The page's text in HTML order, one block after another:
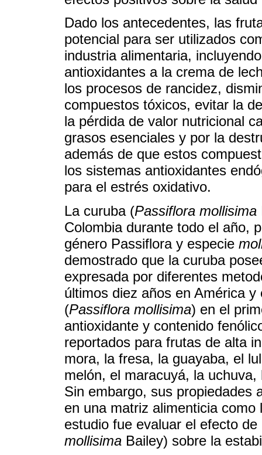
Dado los antecedentes, las
potencial para ser utilizados
industria alimentaria,
antioxidantes a la crema de
los procesos de rancidez,
compuestos tóxicos, evitar la
la pérdida de valor nutricional
grasos esenciales y por la
además de que estos
los sistemas antioxidantes
para el estrés oxidativo.
La curuba (Passiflora mollisima
Colombia durante todo el año,
género Passiflora y especie
demostrado que la curuba
expresada por diferentes
últimos diez años en América
(Passiflora mollisima) en el
antioxidante y contenido
reportados para frutas de alta
mora, la fresa, la guayaba, el
melón, el maracuyá, la
Sin embargo, sus propiedades
en una matriz alimenticia
estudio fue evaluar el efecto
mollisima Bailey) sobre la